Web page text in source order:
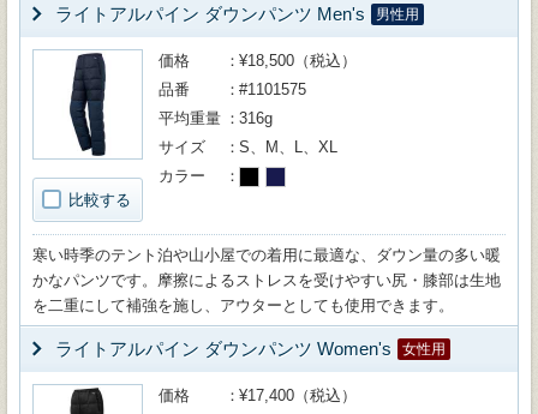
ライトアルパイン ダウンパンツ Men's 男性用
比較する
価格
¥18,500（税込）
品番
#1101575
平均重量
316g
サイズ
S、M、L、XL
カラー
寒い時季のテント泊や山小屋での着用に最適な、ダウン量の多い暖
かなパンツです。摩擦によるストレスを受けやすい尻・膝部は生地
を二重にして補強を施し、アウターとしても使用できます。
ライトアルパイン ダウンパンツ Women's 女性用
価格
¥17,400（税込）